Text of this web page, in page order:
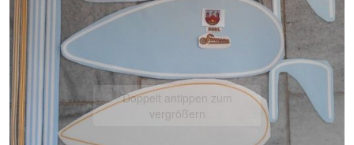
Doppelt antippen zum
vergrößern